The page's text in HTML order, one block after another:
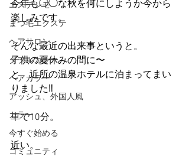
エステシモ
まつ毛エクステ
ヘアサロン
ダブルカラー
ヘアカラー
アッシュ、外国人風
カラー
今すぐ始める
コミュニティ
今年も◯◯な秋を何にしようか今から
楽しみです。
そんな最近の出来事というと。
子供の夏休みの間に〜
と、近所の温泉ホテルに泊まってまい
りました‼︎
車で10分。
近い。